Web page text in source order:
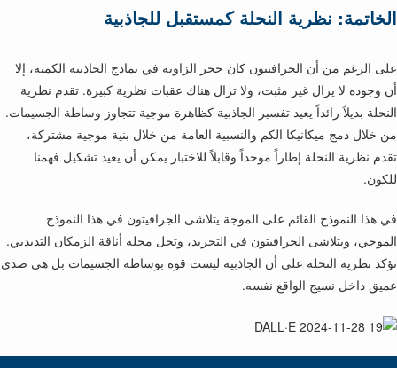
الخاتمة: نظرية النحلة كمستقبل للجاذبية
على الرغم من أن الجرافيتون كان حجر الزاوية في نماذج الجاذبية الكمية، إلا
أن وجوده لا يزال غير مثبت، ولا تزال هناك عقبات نظرية كبيرة. تقدم نظرية
النحلة بديلاً رائداً يعيد تفسير الجاذبية كظاهرة موجية تتجاوز وساطة الجسيمات.
من خلال دمج ميكانيكا الكم والنسبية العامة من خلال بنية موجية مشتركة،
تقدم نظرية النحلة إطاراً موحداً وقابلاً للاختبار يمكن أن يعيد تشكيل فهمنا
للكون.
في هذا النموذج القائم على الموجة يتلاشى الجرافيتون في هذا النموذج
الموجي، ويتلاشى الجرافيتون في التجريد، وتحل محله أناقة الزمكان التذبذبي.
تؤكد نظرية النحلة على أن الجاذبية ليست قوة بوساطة الجسيمات بل هي صدى
عميق داخل نسيج الواقع نفسه.